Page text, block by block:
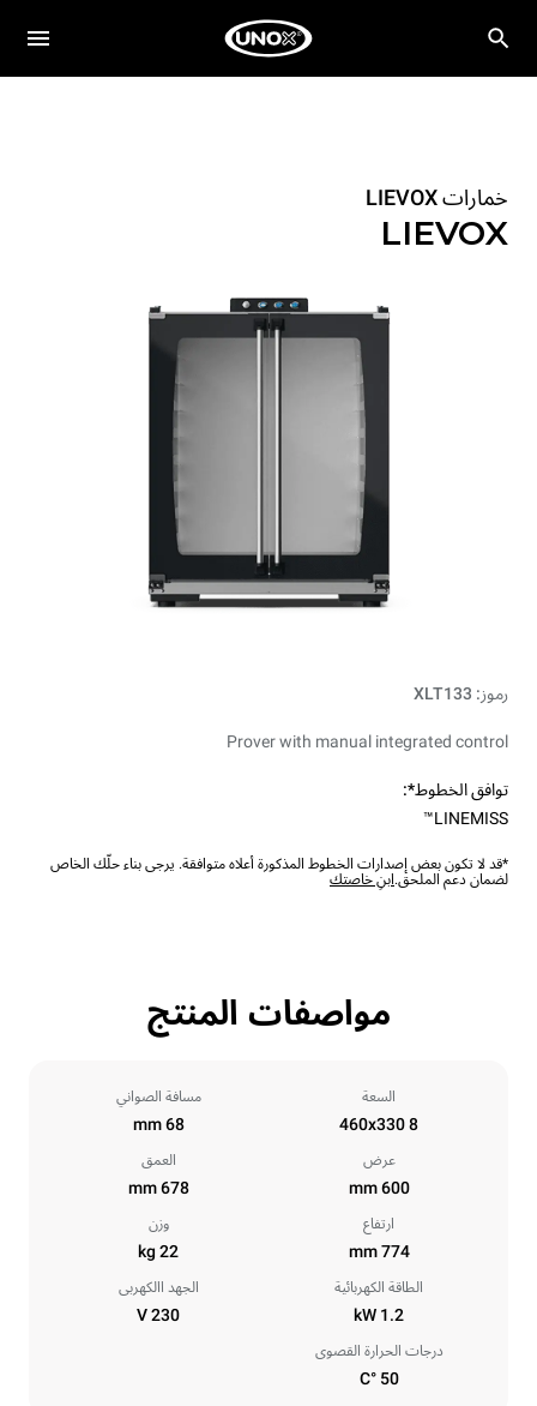
خمارات LIEVOX
LIEVOX
رموز: XLT133
Prover with manual integrated control
توافق الخطوط*:
LINEMISS™
*قد لا تكون بعض إصدارات الخطوط المذكورة أعلاه متوافقة. يرجى بناء حلّك الخاص
لضمان دعم الملحق.ابنِ خاصتك
مواصفات المنتج
السعة
8 460x330
مسافة الصواني
68 mm
عرض
600 mm
العمق
678 mm
ارتفاع
774 mm
وزن
22 kg
الطاقة الكهربائية
1.2 kW
الجهد االكهربى
230 V
درجات الحرارة القصوى
50 °C